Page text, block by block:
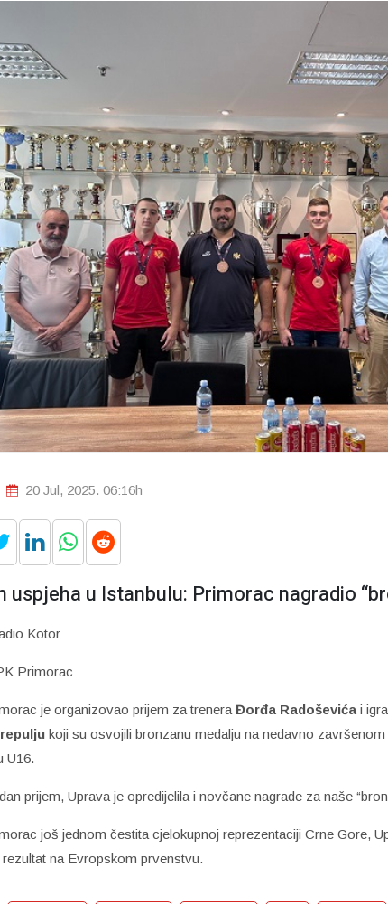
20 Jul, 2025. 06:16h
uspjeha u Istanbulu: Primorac nagradio
Kotor
Primorac
je organizovao prijem za trenera Đorđa Radoševića i
koji su osvojili bronzanu medalju na nedavno
U16.
prijem, Uprava je opredijelila i novčane nagrade za naše
još jednom čestita cjelokupnoj reprezentaciji Crne Gore,
na Evropskom prvenstvu.